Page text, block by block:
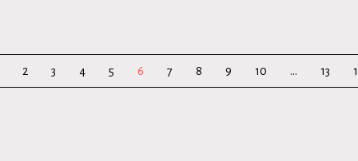
2 3 4 5 6 7 8 9 10 ... 13